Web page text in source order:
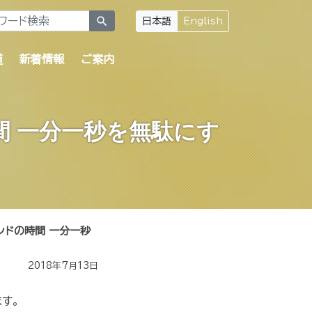
search 日本語 English
新着情報 ご案内
一分一秒を無駄にす
ンドの時間 一分一秒
2018年7月13日
。